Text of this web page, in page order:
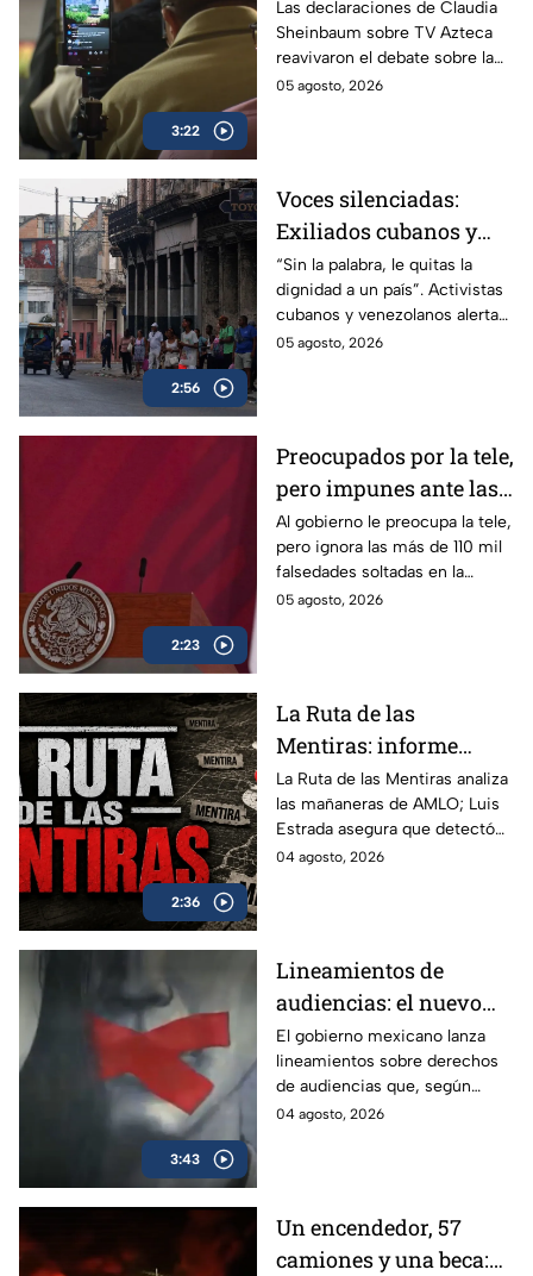
3:22
Reviven frase de López
Portillo tras dichos del
gobierno de México
Las declaraciones de Claudia
Sheinbaum sobre TV Azteca
reavivaron el debate sobre la
publicidad oficial y recordaron
05 agosto, 2026
2:56
Voces silenciadas:
Exiliados cubanos y
venezolanos alertan
sobre la pérdida de
libertades en México
“Sin la palabra, le quitas la
dignidad a un país”. Activistas
cubanos y venezolanos alertan
sobre el avance del
05 agosto, 2026
2:23
Preocupados por la tele,
pero impunes ante las
mentiras: El doble
rasero del gobierno
federal
Al gobierno le preocupa la tele,
pero ignora las más de 110 mil
falsedades soltadas en la
mañanera. Recordamos las
05 agosto, 2026
2:36
La Ruta de las
Mentiras: informe
acusa más de 100 mil
falsedades en las
mañaneras de AMLO
La Ruta de las Mentiras analiza
las mañaneras de AMLO; Luis
Estrada asegura que detectó
más de 100 mil afirmaciones
04 agosto, 2026
3:43
Lineamientos de
audiencias: el nuevo
mecanismo del
gobierno para censurar
medios y blindar la
corrupción en México
El gobierno mexicano lanza
lineamientos sobre derechos
de audiencias que, según
críticos, no protegen al
crimen organizado.
04 agosto, 2026
Un encendedor, 57
camiones y una beca: